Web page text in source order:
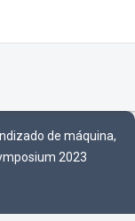
de máquina,
2023